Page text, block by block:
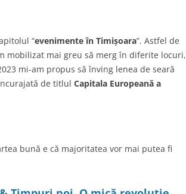
“evenimente în Timișoara”. Astfel de
mai greu să merg în diferite locuri,
mi-am propus să înving lenea de seară
de titlul Capitala Europeană a
bună e că majoritatea vor mai putea fi